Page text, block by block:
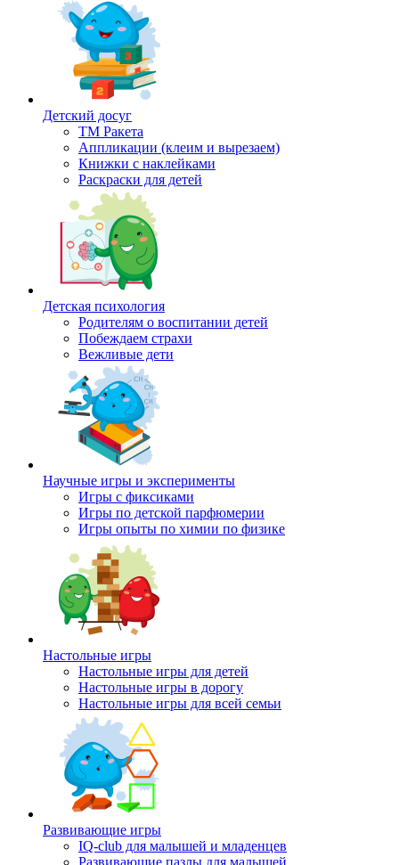
Детский досуг
ТМ Ракета
Аппликации (клеим и вырезаем)
Книжки с наклейками
Раскраски для детей
Детская психология
Родителям о воспитании детей
Побеждаем страхи
Вежливые дети
Научные игры и эксперименты
Игры с фиксиками
Игры по детской парфюмерии
Игры опыты по химии по физике
Настольные игры
Настольные игры для детей
Настольные игры в дорогу
Настольные игры для всей семьи
Развивающие игры
IQ-club для малышей и младенцев
Развивающие пазлы для малышей